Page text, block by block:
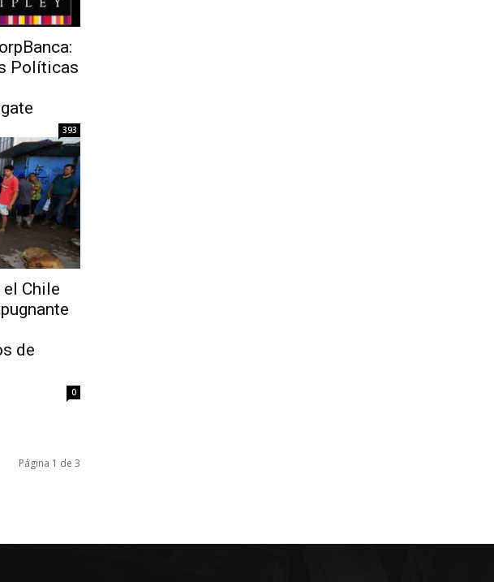
Políticas
393
Chile
de
0
Página 1 de 3